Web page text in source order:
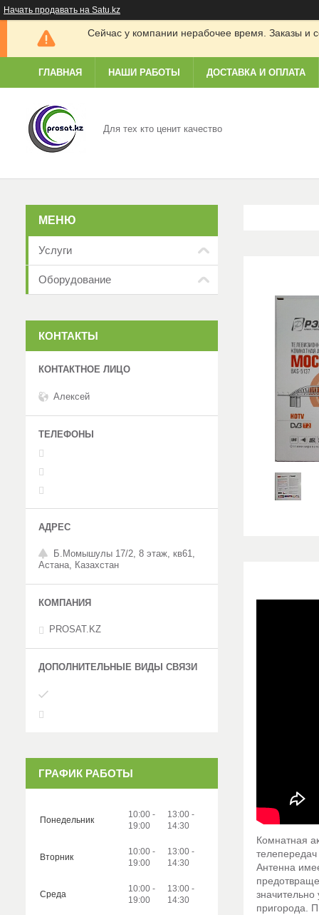
Начать продавать на Satu.kz
Сейчас у компании нерабочее время. Заказы и
ГЛАВНАЯ НАШИ РАБОТЫ ДОСТАВКА И ОПЛАТА
Для тех кто ценит качество
Комнатная
Антенна
пригорода.
Услуги
Оборудование
КОНТАКТЫ
Алексей
Б.Момышулы 17/2, 8 этаж, кв61,
Астана, Казахстан
PROSAT.KZ
ГРАФИК РАБОТЫ
Понедельник
10:00
19:00
13:00
14:30
Вторник
10:00
19:00
13:00
14:30
Среда
10:00
19:00
13:00
14:30